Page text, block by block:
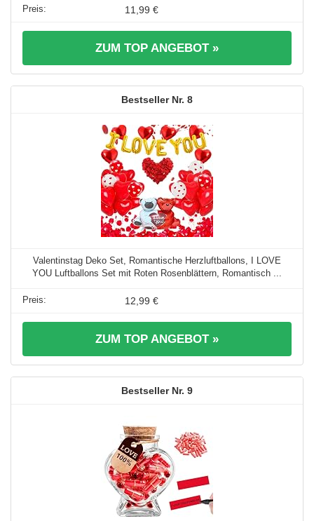
11,99 €
ZUM TOP ANGEBOT »
8
Valentinstag Deko Set, Romantische Herzluftballons, I LOVE
YOU Luftballons Set mit Roten Rosenblättern, Romantisch ...
12,99 €
ZUM TOP ANGEBOT »
9